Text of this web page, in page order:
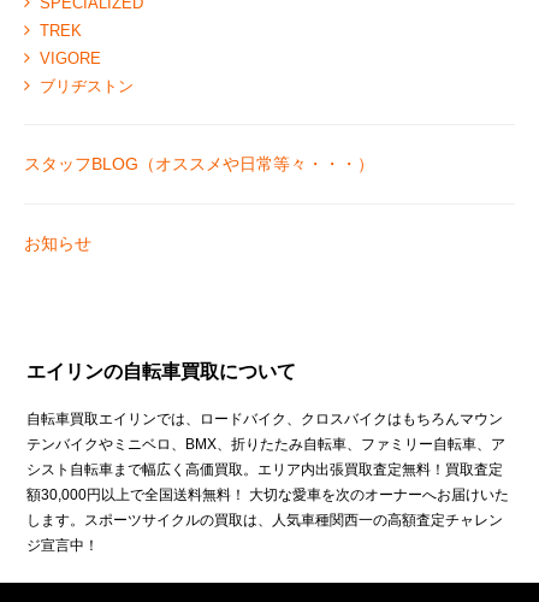
TREK
VIGORE
ブリヂストン
スタッフBLOG（オススメや日常等々・・・）
お知らせ
エイリンの自転車買取について
自転車買取エイリンでは、ロードバイク、クロスバイクはもちろんマウン
テンバイクやミニベロ、BMX、折りたたみ自転車、ファミリー自転車、ア
シスト自転車まで幅広く高価買取。エリア内出張買取査定無料！買取査定
額30,000円以上で全国送料無料！ 大切な愛車を次のオーナーへお届けいた
します。スポーツサイクルの買取は、人気車種関西一の高額査定チャレン
ジ宣言中！